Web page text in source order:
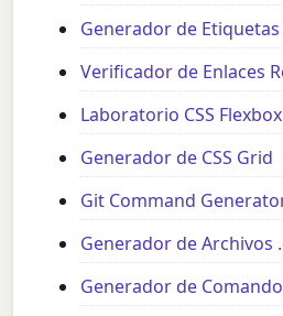
Generador de
Verificador de Enlaces
Laboratorio CSS Flexbox
Generador de CSS Grid
Git Command
Generador de Archivos
Generador de